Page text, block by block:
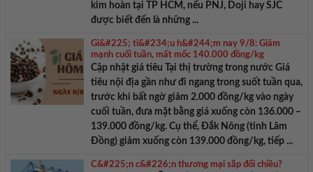
kim hoàn tại TP HCM, nếu PNJ, Doji hay SJC
được biết đến là những ...
Gi&#225; ti&#234;u h&#244;m nay 9/8: Giảm
mạnh cuối tuần, mất mốc 140.000 đồng/kg
Cập nhật giá tiêu Tại thị trường trong nước Giá
tiêu nội địa gần như đi ngang trong suốt tuần qua,
trước khi bất ngờ giảm 2.000 đồng/kg vào ngày
cuối tuần, đưa mặt bằng giá xuống còn 136.000 –
139.000 đồng/kg. Cụ thể, Đắk Nông (tỉnh Lâm
Đồng) giảm xuống còn 139.000 đồng/kg, tiếp ...
C&#225;n c&#226;n thương mại sắp đổi chiều?